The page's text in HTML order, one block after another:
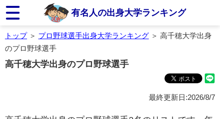
有名人の出身大学ランキング
トップ＞ プロ野球選手出身大学ランキング ＞ 高千穂大学出身
のプロ野球選手
高千穂大学出身のプロ野球選手
最終更新日:2026/8/7